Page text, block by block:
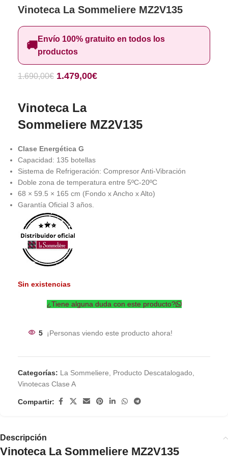
Vinoteca La Sommeliere MZ2V135
🚚Envío 100% gratuito en todos los
productos
1.690,00€ 1.479,00€
Vinoteca La
Sommeliere MZ2V135
Clase Energética G
Capacidad: 135 botellas
Sistema de Refrigeración: Compresor Anti-Vibración
Doble zona de temperatura entre 5ºC-20ºC
68 × 59.5 × 165 cm (Fondo x Ancho x Alto)
Garantía Oficial 3 años.
Sin existencias
¿Tiene alguna duda con este producto?
5 ¡Personas viendo este producto ahora!
Categorías: La Sommeliere Producto Descatalogado
Vinotecas Clase A
Compartir:
Descripción
Vinoteca La Sommeliere MZ2V135